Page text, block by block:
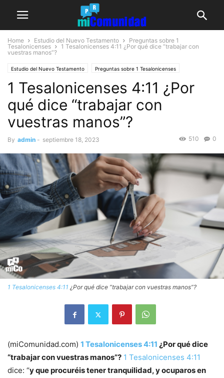
Home Estudio del Nuevo Testamento
Preguntas sobre 1
Tesalonicenses
1 Tesalonicenses 4:11 ¿Por qué dice “trabajar con
vuestras manos”?
Estudio del Nuevo Testamento Preguntas sobre 1 Tesalonicenses
1 Tesalonicenses 4:11 ¿Por
qué dice “trabajar con
vuestras manos”?
By admin - septiembre 18, 2023 0
510
1 Tesalonicenses 4:11 ¿Por qué dice “trabajar con vuestras manos”?
(miComunidad.com) 1 Tesalonicenses 4:11 ¿Por qué dice
“trabajar con vuestras manos”? 1 Tesalonicenses 4:11
dice: “y que procuréis tener tranquilidad, y ocuparos en